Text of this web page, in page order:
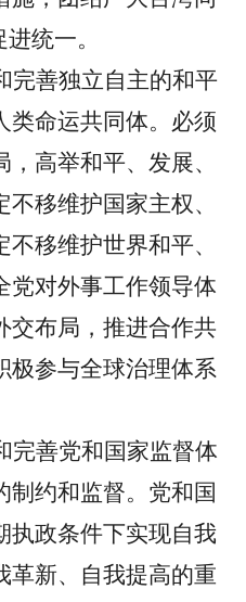
统一。
完善独立自主的和平
命运共同体。 必须
高举和平、发展、
移维护国家主权、
移维护世界和平、
党对外事工作领导体
交布局，推进合作共
极参与全球治理体系
完善党和国家监督体
约和监督。 党和国
执政条件下实现自我
革新、自我提高的重